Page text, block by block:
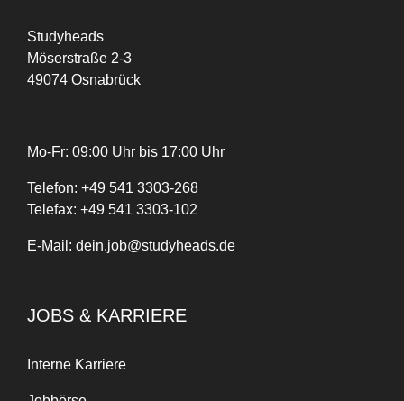
Studyheads
Möserstraße 2-3
49074 Osnabrück
Mo-Fr: 09:00 Uhr bis 17:00 Uhr
Telefon: +49 541 3303-268
Telefax: +49 541 3303-102
E-Mail: dein.job@studyheads.de
JOBS & KARRIERE
Interne Karriere